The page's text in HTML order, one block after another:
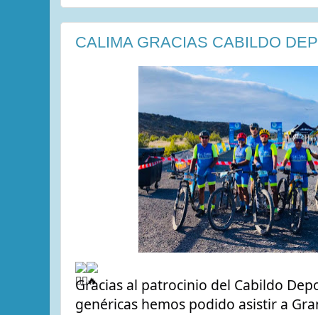
CALIMA GRACIAS CABILDO
Gracias al patrocinio del Cabildo
genéricas hemos podido asistir a